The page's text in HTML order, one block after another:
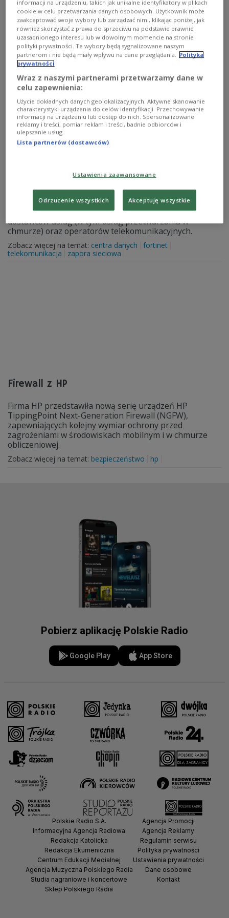
Technologies w 1993 roku technologii stateful packet
inspection).
Zobacz więcej na temat:bezpieczeństwo
cyberprzestępczość
cztery
Najszybszy firewall na świecie
Firma FORTINET poinformowała o wprowadzeniu nowej,
zaawansowanej i kompaktowej zapory sieciowej dla
korporacyjnych centrów przetwarzania danych, dużych
dostawców usług (w tym usług przetwarzania w
chmurze) oraz operatorów telekomunikacyjnych.
Zobacz więcej na temat: centra danych
fortinet
telekomunikacja
zapora sieciowa
Firewall z HP
Firma HP przedstawiła nową serię urządzeń HP
TippingPoint Next-Generation Firewall (NGFW),
zapewniających kolejny wymiar ochrony przed
zagrożeniami w środowiskach mobilnym i w chmurze
obliczeniowej.
Zobacz więcej na temat: bezpieczeństwo hp
Pobierz aplikację Polskie Radio
Google Play App Store
Polskie Radio S.A.
Informacyjna Agencja Radiowa
Redakcja Katolicka
Redakcja Ekumeniczna
Centrum Edukacji Medialnej
Agencja Muzyczna Polskiego Radia
Studia nagraniowe i koncertowe
Sklep Polskiego Radia
Agencja Promocji
Agencja Reklamy
Regulamin serwisu
Polityka prywatności
Ustawienia prywatności
Dane osobowe
Kontakt
informacji na urządzeniu, takich jak unikalne identyfikatory w plikach
cookie w celu przetwarzania danych osobowych. Użytkownik może
zaakceptować swoje wybory lub zarządzać nimi, klikając poniżej, jak
również skorzystać z prawa do sprzeciwu na podstawie prawnie
uzasadnionego interesu lub w dowolnym momencie na stronie
polityki prywatności. Te wybory będą sygnalizowane naszym
partnerom i nie będą miały wpływu na dane przeglądania.
Polityka
prywatności
Wraz z naszymi partnerami przetwarzamy dane w
celu zapewnienia:
Użycie dokładnych danych geolokalizacyjnych. Aktywne skanowanie
charakterystyki urządzenia do celów identyfikacji. Przechowywanie
informacji na urządzeniu lub dostęp do nich. Spersonalizowane
reklamy i treści, pomiar reklam i treści, badnie odbiorców i
ulepszanie usług.
Lista partnerów (dostawców)
Ustawienia zaawansowane
Odrzucenie wszystkich Akceptuję wszystkie